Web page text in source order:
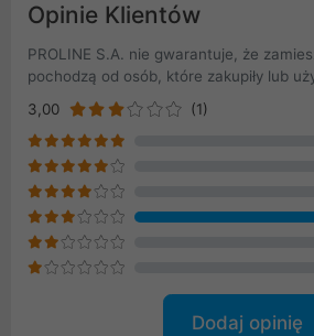
Opinie Klientów
PROLINE S.A. nie gwarantuje, że
pochodzą od osób, które zakupiły lub
3,00
(1)
Dodaj opinię